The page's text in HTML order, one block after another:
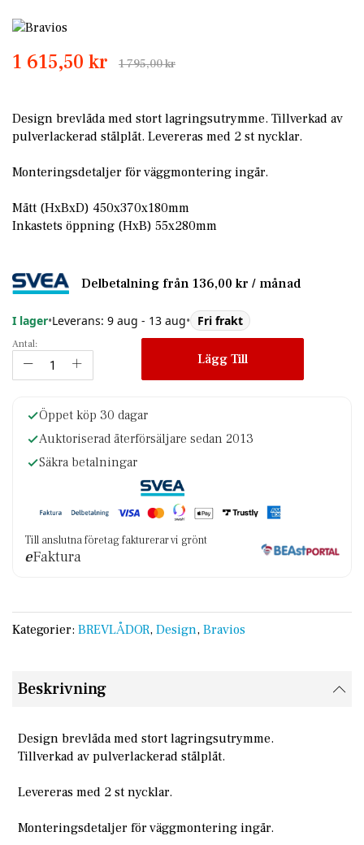
Skip
the
the
images
1 615,50 kr 1 795,00 kr
Design brevlåda med stort lagringsutrymme. Tillverkad av
pulverlackerad stålplåt. Levereras med 2 st nycklar.
Monteringsdetaljer för väggmontering ingår.
Mått (HxBxD) 450x370x180mm
Inkastets öppning (HxB) 55x280mm
Delbetalning från 136,00 kr / månad
I lager•Leverans: 9 aug - 13 aug• Fri frakt
Antal:
Lägg Till
Öppet köp 30 dagar
Auktoriserad återförsäljare sedan 2013
Säkra betalningar
Till anslutna företag fakturerar vi grönt
eFaktura
Kategorier: BREVLÅDOR, Design, Bravios
Beskrivning
Design brevlåda med stort lagringsutrymme.
Tillverkad av pulverlackerad stålplåt.
Levereras med 2 st nycklar.
Monteringsdetaljer för väggmontering ingår.